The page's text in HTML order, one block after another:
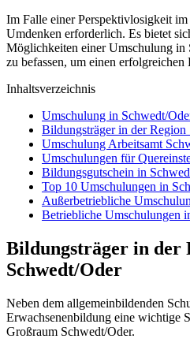
Im Falle einer Perspektivlosigkeit
Umdenken erforderlich. Es bietet
Möglichkeiten einer Umschulung in
zu befassen, um einen
Inhaltsverzeichnis
Umschulung in Schwedt/
Bildungsträger in der Region
Umschulung Arbeitsamt
Umschulungen für
Bildungsgutschein in
Top 10 Umschulungen in
Außerbetriebliche
Betriebliche Umschulungen
Bildungsträger in der
Schwedt/Oder
Neben dem allgemeinbildenden
Erwachsenenbildung eine wichtige
Großraum Schwedt/Oder.